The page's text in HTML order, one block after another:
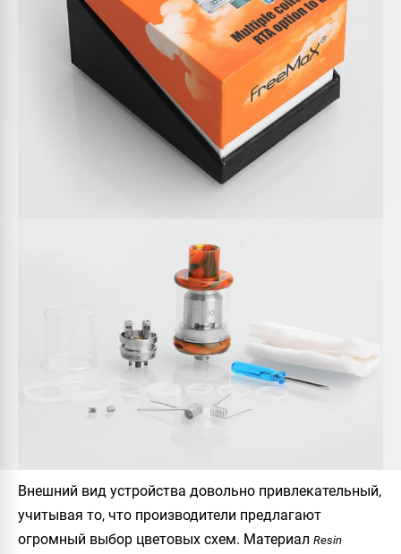
Внешний вид устройства довольно привлекательный,
учитывая то, что производители предлагают
огромный выбор цветовых схем. Материал Resin